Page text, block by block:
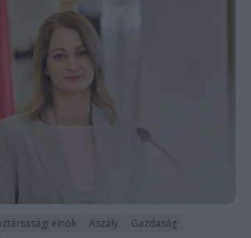
elnök Aszály
Gazdaság